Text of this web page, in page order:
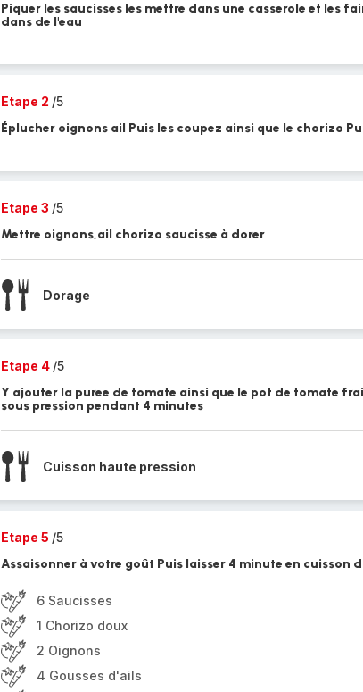
Piquer les saucisses les mettre dans une casserole et les
dans de l'eau
Etape 2 /5
Éplucher oignons ail Puis les coupez ainsi que le chorizo
Etape 3 /5
Mettre oignons,ail chorizo saucisse à dorer
Dorage
Etape 4 /5
Y ajouter la puree de tomate ainsi que le pot de tomate
sous pression pendant 4 minutes
Cuisson haute pression
Etape 5 /5
Assaisonner à votre goût Puis laisser 4 minute en cuisson
6 Saucisses
1 Chorizo doux
2 Oignons
4 Gousses d'ails